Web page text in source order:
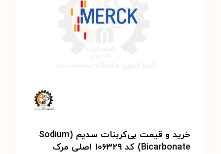
خرید و قیمت بی‌کربنات سدیم (Sodium
Bicarbonate) کد ۱۰۶۳۲۹ اصلی مرک